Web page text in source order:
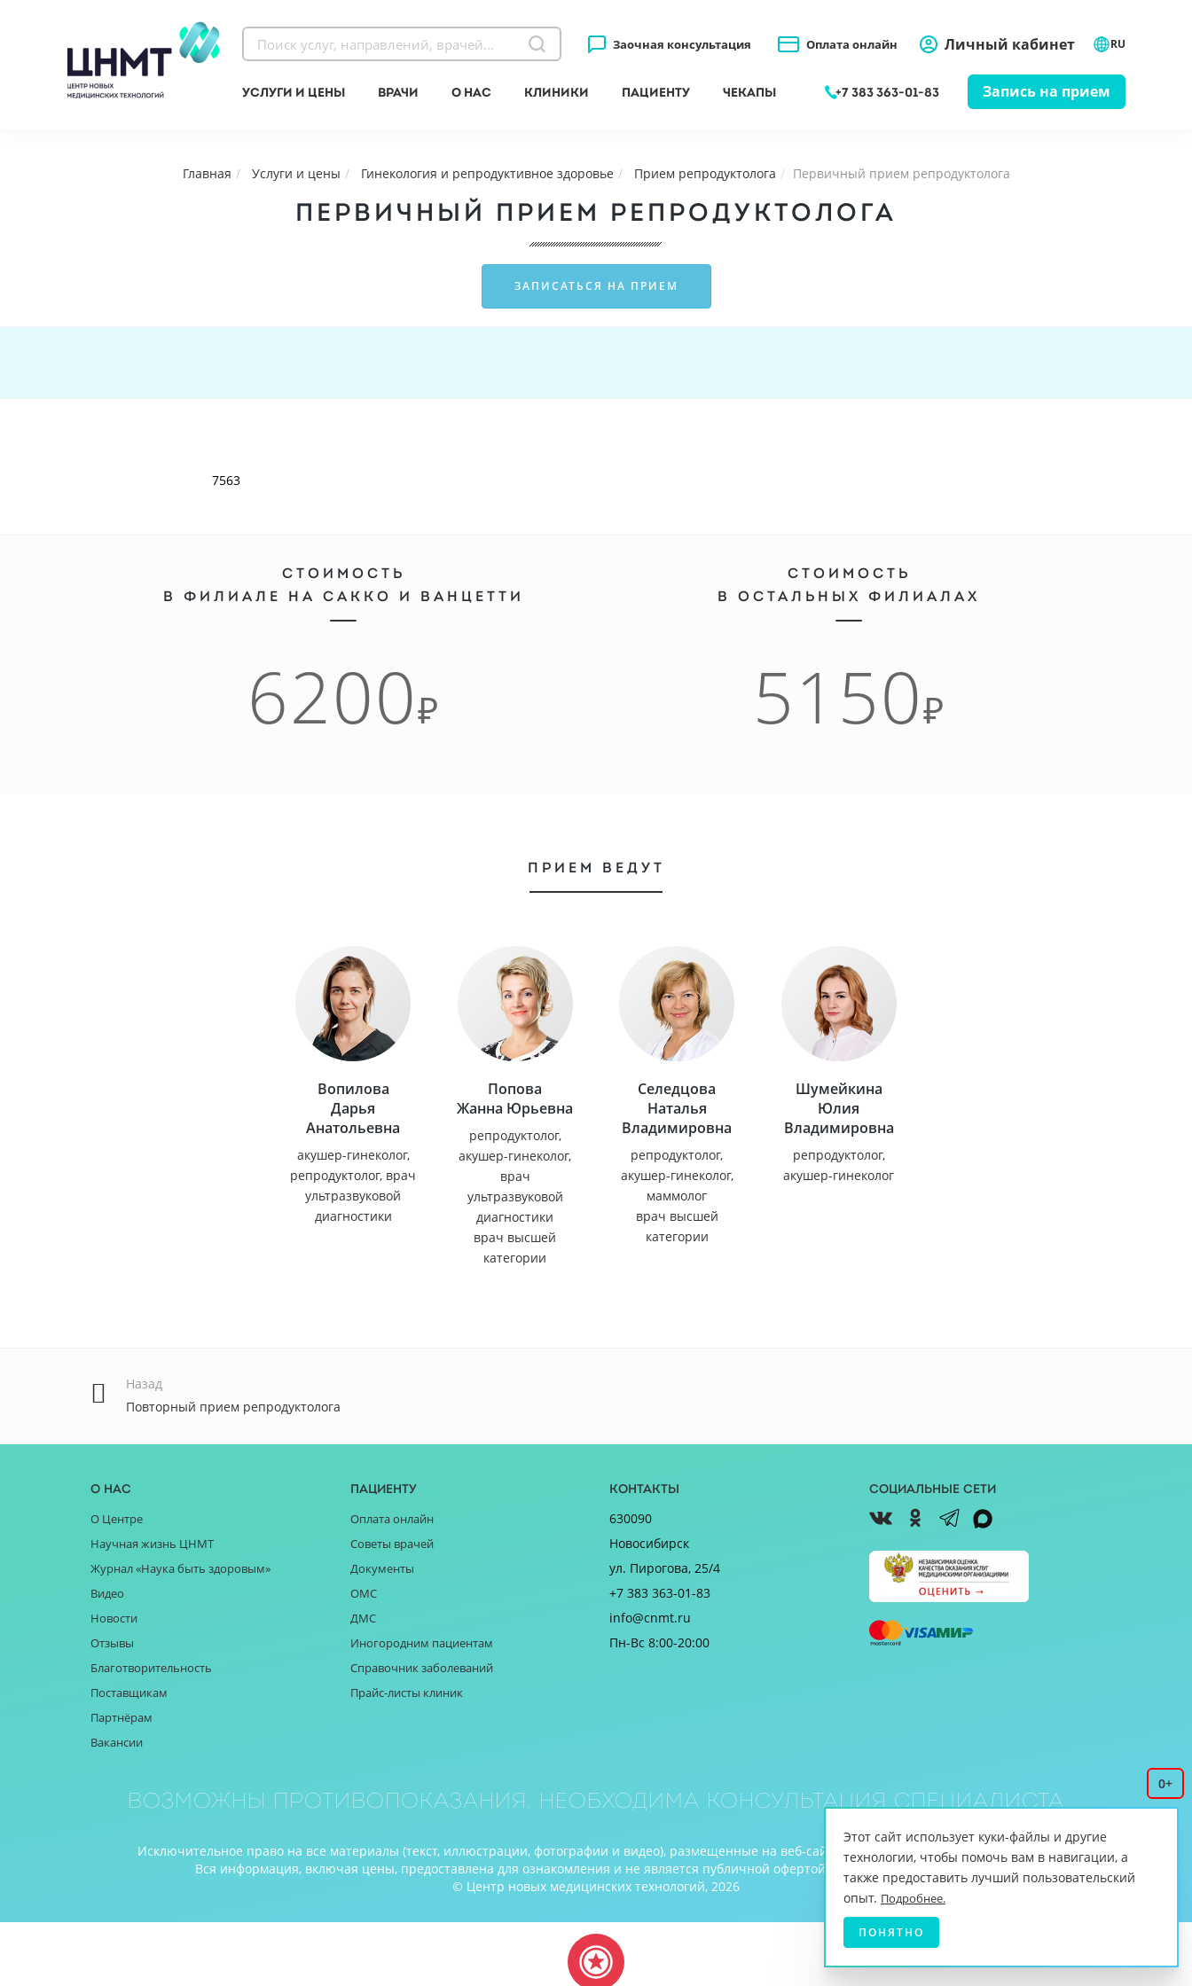
Заочная консультация Оплата онлайн Личный кабинет RU
Услуги и цены Врачи О нас Клиники Пациенту Чекапы +7 383 363-01-83 Запись на прием
Главная Услуги и цены Гинекология и репродуктивное здоровье Прием репродуктолога Первичный прием репродуктолога
ПЕРВИЧНЫЙ ПРИЕМ РЕПРОДУКТОЛОГА
ЗАПИСАТЬСЯ НА ПРИЕМ
7563
СТОИМОСТЬ
В ФИЛИАЛЕ НА САККО И ВАНЦЕТТИ
6200₽
СТОИМОСТЬ
В ОСТАЛЬНЫХ ФИЛИАЛАХ
5150₽
ПРИЕМ ВЕДУТ
Вопилова
Дарья
Анатольевна
акушер-гинеколог,
репродуктолог, врач
ультразвуковой
диагностики
Попова
Жанна Юрьевна
репродуктолог,
акушер-гинеколог,
врач
ультразвуковой
диагностики
врач высшей
категории
Селедцова
Наталья
Владимировна
репродуктолог,
акушер-гинеколог,
маммолог
врач высшей
категории
Шумейкина
Юлия
Владимировна
репродуктолог,
акушер-гинеколог
Назад
Повторный прием репродуктолога
О нас
О Центре
Научная жизнь ЦНМТ
Журнал «Наука быть здоровым»
Видео
Новости
Отзывы
Благотворительность
Поставщикам
Партнёрам
Вакансии
Пациенту
Оплата онлайн
Советы врачей
Документы
ОМС
ДМС
Иногородним пациентам
Справочник заболеваний
Прайс-листы клиник
Контакты
630090
Новосибирск
ул. Пирогова, 25/4
+7 383 363-01-83
info@cnmt.ru
Пн-Вс 8:00-20:00
Социальные сети
0+
Возможны противопоказания. Необходима консультация специалиста
Исключительное право на все материалы (текст, иллюстрации, фотографии и видео), размещенные на веб-сайте www.cnmt.ru, принадлежит ЦНМТ.
Вся информация, включая цены, предоставлена для ознакомления и не является публичной офертой (ст.435 ГК РФ, cт. 437 ГК РФ).
© Центр новых медицинских технологий, 2026
Этот сайт использует куки-файлы и другие
технологии, чтобы помочь вам в навигации, а
также предоставить лучший пользовательский
опыт. Подробнее.
ПОНЯТНО